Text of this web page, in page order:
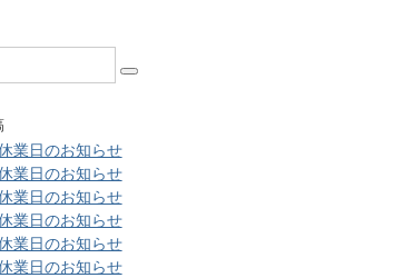
業日のお知らせ
業日のお知らせ
業日のお知らせ
業日のお知らせ
業日のお知らせ
業日のお知らせ